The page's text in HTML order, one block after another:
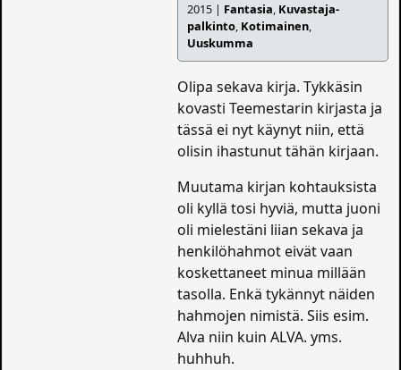
2015 | Fantasia, Kuvastaja-
palkinto, Kotimainen,
Uuskumma
Olipa sekava kirja. Tykkäsin
kovasti Teemestarin kirjasta ja
tässä ei nyt käynyt niin, että
olisin ihastunut tähän kirjaan.
Muutama kirjan kohtauksista
oli kyllä tosi hyviä, mutta juoni
oli mielestäni liian sekava ja
henkilöhahmot eivät vaan
koskettaneet minua millään
tasolla. Enkä tykännyt näiden
hahmojen nimistä. Siis esim.
Alva niin kuin ALVA. yms.
huhhuh.